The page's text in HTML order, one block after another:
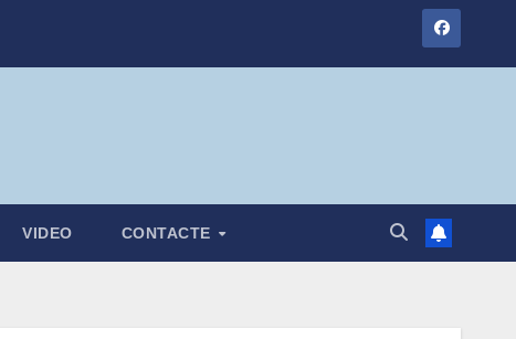
VIDEO CONTACTE